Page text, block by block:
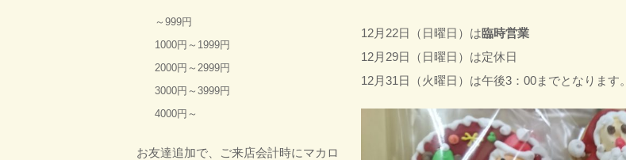
12月22日（日曜日）は臨時営業
12月29日（日曜日）は定休日
12月31日（火曜日）は午後3：00までとなります。
～999円
1000円～1999円
2000円～2999円
3000円～3999円
4000円～
お友達追加で、ご来店会計時にマカロ